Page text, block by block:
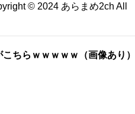
© 2024 あらまめ2ch All
ちらｗｗｗｗｗ（画像あり）